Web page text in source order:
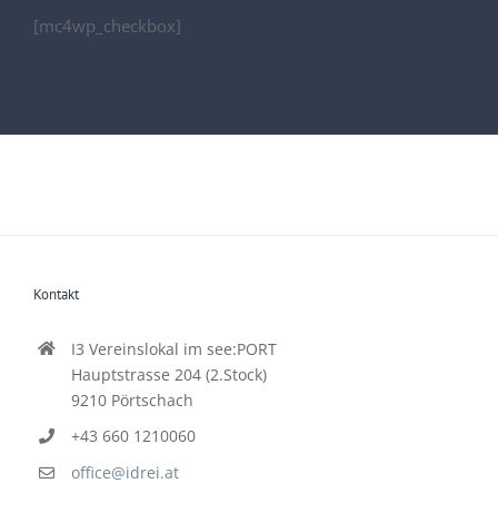
Hauptstrasse 204 (2.Stock)
9210 Pörtschach